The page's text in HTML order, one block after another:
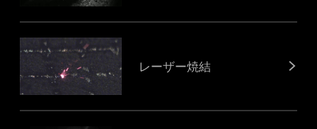
レーザー焼結